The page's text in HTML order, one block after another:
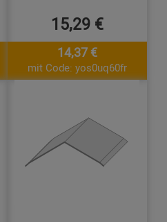
15,29 €
14,37 €
mit Code: yos0uq60fr